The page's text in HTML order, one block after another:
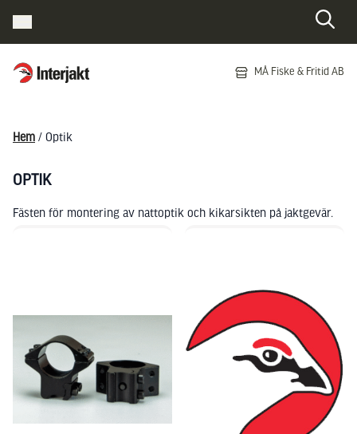
Interjakt SE MÅ Fiske & Fritid AB
Hem / Optik
OPTIK
Fästen för montering av nattoptik och kikarsikten på jaktgevär.